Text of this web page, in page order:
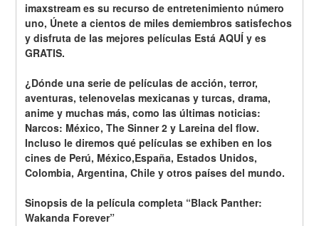
imaxstream es su recurso de entretenimiento número
uno, Únete a cientos de miles demiembros satisfechos
y disfruta de las mejores películas Está AQUÍ y es
GRATIS.
¿Dónde una serie de películas de acción, terror,
aventuras, telenovelas mexicanas y turcas, drama,
anime y muchas más, como las últimas noticias:
Narcos: México, The Sinner 2 y Lareina del flow.
Incluso le diremos qué películas se exhiben en los
cines de Perú, México,España, Estados Unidos,
Colombia, Argentina, Chile y otros países del mundo.
Sinopsis de la película completa “Black Panther:
Wakanda Forever”